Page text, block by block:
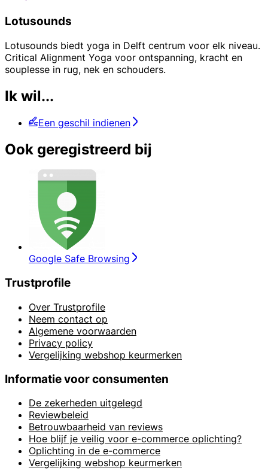
Lotusounds
Lotusounds biedt yoga in Delft centrum voor elk niveau.
Critical Alignment Yoga​ voor ontspanning, kracht en
souplesse in rug, nek en schouders.
Ik wil...
Een geschil indienen
Ook geregistreerd bij
Google Safe Browsing
Trustprofile
Over Trustprofile
Neem contact op
Algemene voorwaarden
Privacy policy
Vergelijking webshop keurmerken
Informatie voor consumenten
De zekerheden uitgelegd
Reviewbeleid
Betrouwbaarheid van reviews
Hoe blijf je veilig voor e-commerce oplichting?
Oplichting in de e-commerce
Vergelijking webshop keurmerken